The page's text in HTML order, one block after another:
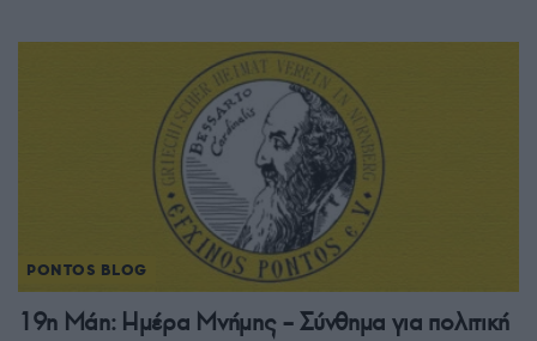
PONTOS BLOG
19η Μάη: Ημέρα Μνήμης – Σύνθημα για πολιτική